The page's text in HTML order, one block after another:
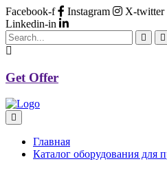
Facebook-f Instagram X-twitter
Linkedin-in
Get Offer
Главная
Каталог оборудования для